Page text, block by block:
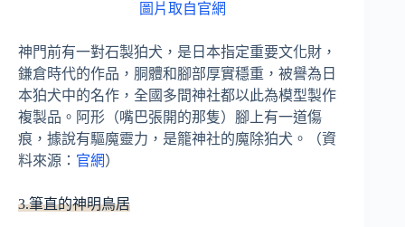
圖片取自官網
神門前有一對石製狛犬，是日本指定重要文化財，
鎌倉時代的作品，胴體和腳部厚實穩重，被譽為日
本狛犬中的名作，全國多間神社都以此為模型製作
複製品。阿形（嘴巴張開的那隻）腳上有一道傷
痕，據說有驅魔靈力，是籠神社的魔除狛犬。（資
料來源： 官網）
3.筆直的神明鳥居